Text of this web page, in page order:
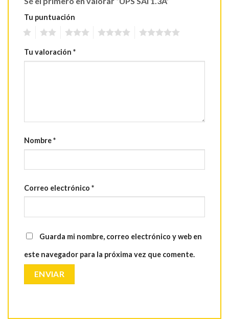
Tu puntuación
Tu valoración *
Nombre*
Correo electrónico *
Guarda mi nombre, correo electrónico y web en
este navegador para la próxima vez que comente.